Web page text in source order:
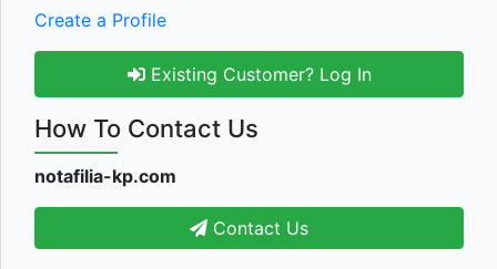
Create a Profile
Existing Customer? Log In
How To Contact Us
notafilia-kp.com
Contact Us